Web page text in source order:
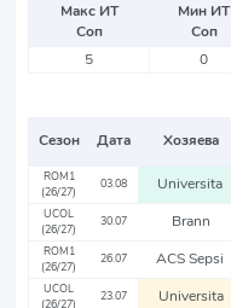
Макс ИТ
Соп
Мин ИТ
Соп
5
0
Сезон Дата Хозяева
ROM1
(26/27)
03.08 Universita
UCOL
(26/27)
30.07 Brann
ROM1
(26/27)
26.07 ACS Sepsi
UCOL
(26/27)
23.07 Universita